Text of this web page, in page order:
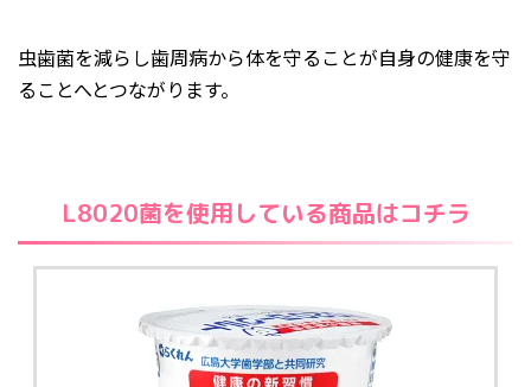
虫歯菌を減らし歯周病から体を守ることが自身の健康を守
ることへとつながります。
L8020菌を使用している商品はコチラ